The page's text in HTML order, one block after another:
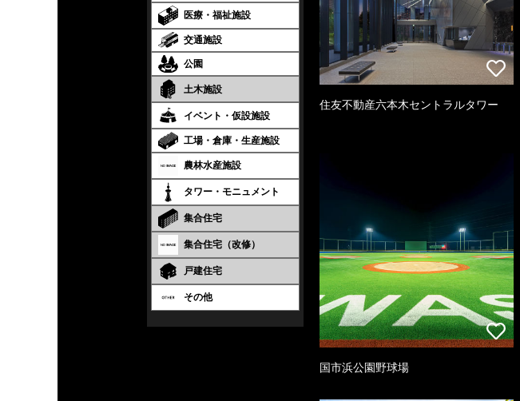
医療・福祉施設
交通施設
公園
土木施設
イベント・仮設施設
工場・倉庫・生産施設
農林水産施設
タワー・モニュメント
集合住宅
集合住宅（改修）
戸建住宅
その他
住友不動産六本木セントラルタワー
国市浜公園野球場